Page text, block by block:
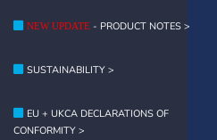
NEW UPDATE- PRODUCT NOTES >
SUSTAINABILITY >
EU + UKCA DECLARATIONS OF
CONFORMITY >